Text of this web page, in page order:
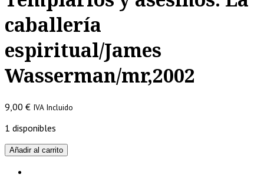
caballería
espiritual/James
Wasserman/mr,2002
9,00 € IVA Incluido
1 disponibles
Templarios
y
asesinos.
Añadir al carrito